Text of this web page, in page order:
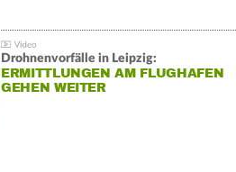
Drohnenvorfälle in Leipzig:
ERMITTLUNGEN AM FLUGHAFEN
GEHEN WEITER